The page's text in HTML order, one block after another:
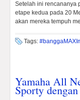
Setelah ini rencananya
etape kedua pada 20
akan mereka tempuh
Tags:
Yamaha All
Sporty